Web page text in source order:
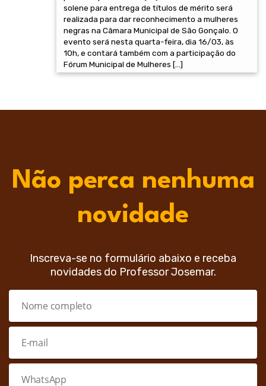
solene para entrega de títulos de mérito será
realizada para dar reconhecimento a mulheres
negras na Câmara Municipal de São Gonçalo. O
evento será nesta quarta-feira, dia 16/03, às
10h, e contará também com a participação do
Fórum Municipal de Mulheres […]
Não perca nenhuma
novidade
Inscreva-se no formulário abaixo e receba
novidades do Professor Josemar.